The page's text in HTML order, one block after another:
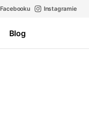
Facebooku Instagramie
Blog